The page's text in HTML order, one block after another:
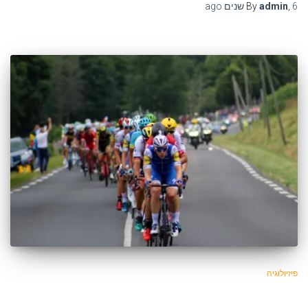
Byadmin, 6 שנים
פיזיולוגיה